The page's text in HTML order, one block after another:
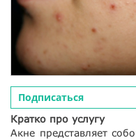
Подписаться
Кратко про услугу
Акне представляет